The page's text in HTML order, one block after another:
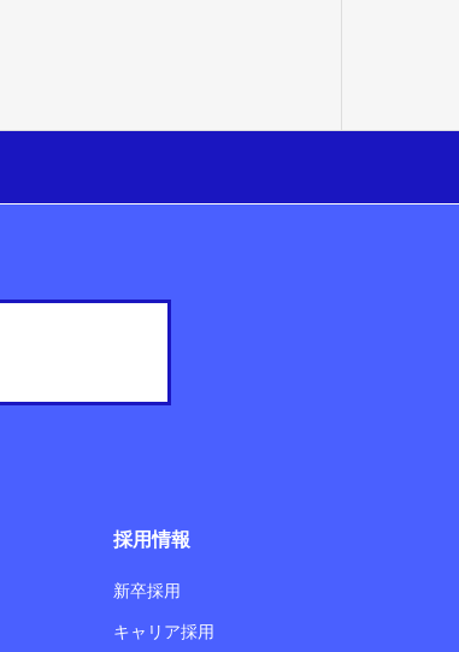
採用情報
新卒採用
キャリア採用